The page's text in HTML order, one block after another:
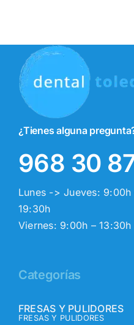
¿Tienes alguna
968 30
Lunes -> Jueves: 9:00h
19:30h
Viernes: 9:00h – 13:30h
Categorías
FRESAS Y PULIDORES
FRESAS Y PULIDORES